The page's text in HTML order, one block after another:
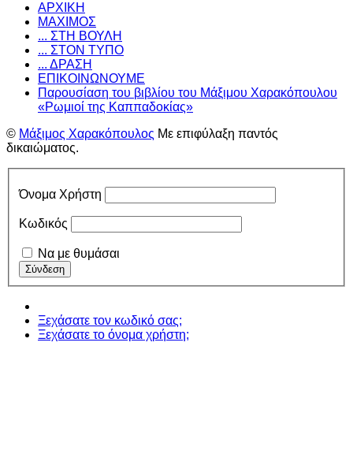
ΑΡΧΙΚΗ
ΜΑΧΙΜΟΣ
... ΣΤΗ ΒΟΥΛΗ
... ΣΤΟΝ ΤΥΠΟ
... ΔΡΑΣΗ
ΕΠΙΚΟΙΝΩΝΟΥΜΕ
Παρουσίαση του βιβλίου του Μάξιμου Χαρακόπουλου
«Ρωμιοί της Καππαδοκίας»
© Μάξιμος Χαρακόπουλος Με επιφύλαξη παντός
δικαιώματος.
Όνομα Χρήστη
Κωδικός
Να με θυμάσαι
Ξεχάσατε τον κωδικό σας;
Ξεχάσατε το όνομα χρήστη;